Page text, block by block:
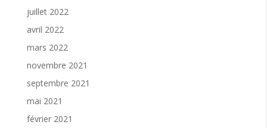
juillet 2022
avril 2022
mars 2022
novembre 2021
septembre 2021
mai 2021
février 2021